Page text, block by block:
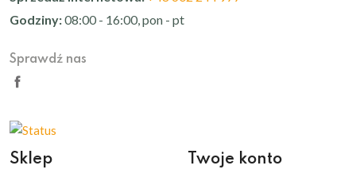
Godziny:08:00 - 16:00, pon - pt
Sprawdź nas
Sklep Twoje konto